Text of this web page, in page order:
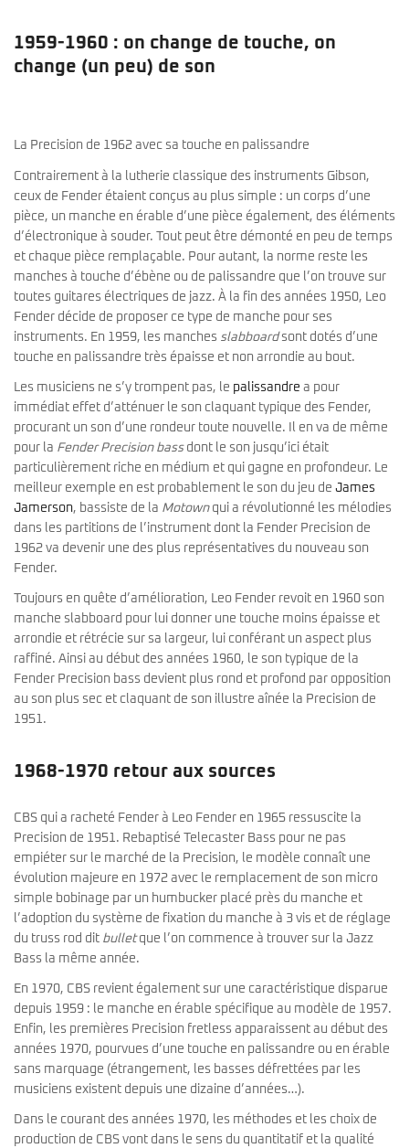
1959-1960 : on change de touche, on
change (un peu) de son
La Precision de 1962 avec sa touche en palissandre
Contrairement à la lutherie classique des instruments Gibson,
ceux de Fender étaient conçus au plus simple : un corps d’une
pièce, un manche en érable d’une pièce également, des éléments
d’électronique à souder. Tout peut être démonté en peu de temps
et chaque pièce remplaçable. Pour autant, la norme reste les
manches à touche d’ébène ou de palissandre que l’on trouve sur
toutes guitares électriques de jazz. À la fin des années 1950, Leo
Fender décide de proposer ce type de manche pour ses
instruments. En 1959, les manches slabboardsont dotés d’une
touche en palissandre très épaisse et non arrondie au bout.
Les musiciens ne s’y trompent pas, le palissandre a pour
immédiat effet d’atténuer le son claquant typique des Fender,
procurant un son d’une rondeur toute nouvelle. Il en va de même
pour la Fender Precision bassdont le son jusqu’ici était
particulièrement riche en médium et qui gagne en profondeur. Le
meilleur exemple en est probablement le son du jeu de James
Jamerson, bassiste de la Motownqui a révolutionné les mélodies
dans les partitions de l’instrument dont la Fender Precision de
1962 va devenir une des plus représentatives du nouveau son
Fender.
Toujours en quête d’amélioration, Leo Fender revoit en 1960 son
manche slabboard pour lui donner une touche moins épaisse et
arrondie et rétrécie sur sa largeur, lui conférant un aspect plus
raffiné. Ainsi au début des années 1960, le son typique de la
Fender Precision bass devient plus rond et profond par opposition
au son plus sec et claquant de son illustre aînée la Precision de
1951.
1968-1970 retour aux sources
CBS qui a racheté Fender à Leo Fender en 1965 ressuscite la
Precision de 1951. Rebaptisé Telecaster Bass pour ne pas
empiéter sur le marché de la Precision, le modèle connaît une
évolution majeure en 1972 avec le remplacement de son micro
simple bobinage par un humbucker placé près du manche et
l’adoption du système de fixation du manche à 3 vis et de réglage
du truss rod dit bulletque l’on commence à trouver sur la Jazz
Bass la même année.
En 1970, CBS revient également sur une caractéristique disparue
depuis 1959 : le manche en érable spécifique au modèle de 1957.
Enfin, les premières Precision fretless apparaissent au début des
années 1970, pourvues d’une touche en palissandre ou en érable
sans marquage (étrangement, les basses défrettées par les
musiciens existent depuis une dizaine d’années…).
Dans le courant des années 1970, les méthodes et les choix de
production de CBS vont dans le sens du quantitatif et la qualité